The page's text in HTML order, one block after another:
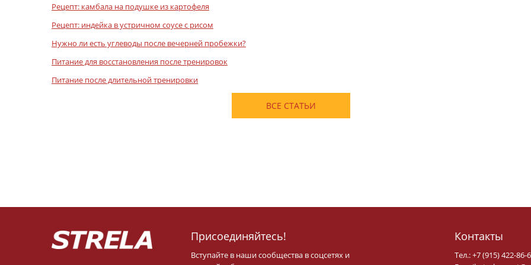
Рецепт: камбала на подушке из картофеля
Рецепт: индейка в устричном соусе с рисом
Нужно ли есть углеводы после вечерней пробежки?
Питание для восстановления после тренировок
Питание после длительной тренировки
ВСЕ СТАТЬИ
Присоединяйтесь!
Вступайте в наши сообщества в соцсетях и
Контакты
Тел.: +7 (915) 422-86-